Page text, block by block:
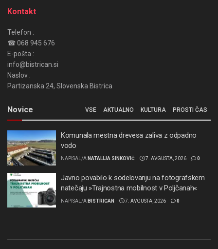
Kontakt
Telefon :
☎ 068 945 676
E-pošta :
info@bistrican.si
Naslov :
Partizanska 24, Slovenska Bistrica
Novice VSE AKTUALNO KULTURA PROSTI ČAS
Komunala mestna drevesa zaliva z odpadno
vodo
NAPISAL/A NATALIJA SINKOVIČ 7. AVGUSTA, 2026 0
Javno povabilo k sodelovanju na fotografskem
natečaju »Trajnostna mobilnost v Poljčanah«
NAPISAL/A BISTRICAN 7. AVGUSTA, 2026 0